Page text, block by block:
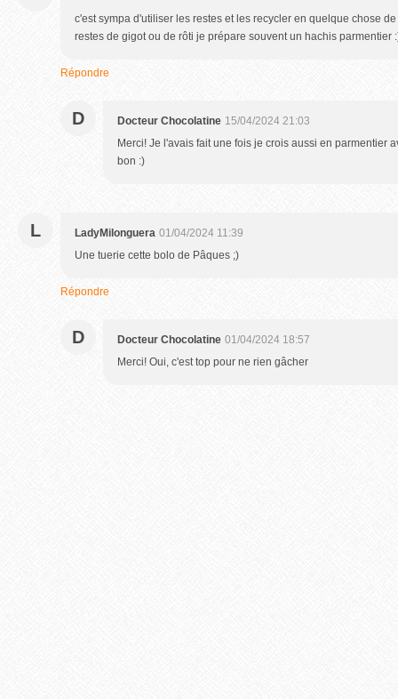
c'est sympa d'utiliser les restes et les recycler en quelque chose
restes de gigot ou de rôti je prépare souvent un hachis parmentier
Répondre
D Docteur Chocolatine 15/04/2024 21:03
Merci! Je l'avais fait une fois je crois aussi en parmentier
bon :)
L LadyMilonguera 01/04/2024 11:39
Une tuerie cette bolo de Pâques ;)
Répondre
D Docteur Chocolatine 01/04/2024 18:57
Merci! Oui, c'est top pour ne rien gâcher